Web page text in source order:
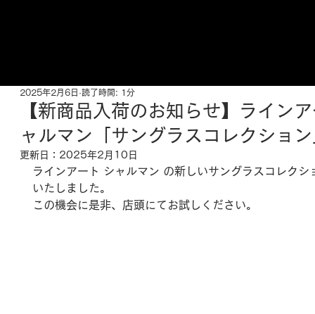
【新商品入荷のお知らせ】ライン
ャルマン「サングラスコレクショ
2025年2月6日 読了時間: 1分
更新日： 2025年2月10日
ラインアート シャルマン の新しいサングラスコレクシ
いたしました。
この機会に是非、店頭にてお試しください。